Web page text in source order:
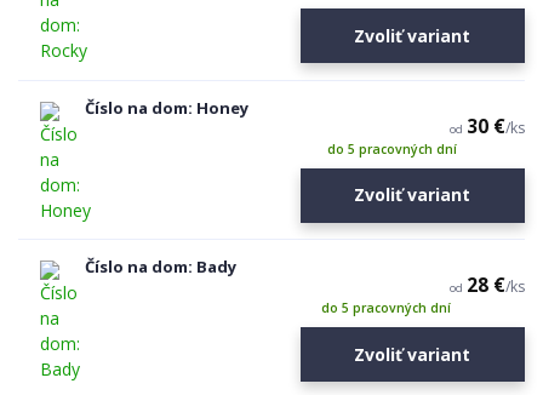
Zvoliť variant
Číslo na dom: Honey
od 30 €/ks
do 5 pracovných dní
Zvoliť variant
Číslo na dom: Bady
od 28 €/ks
do 5 pracovných dní
Zvoliť variant